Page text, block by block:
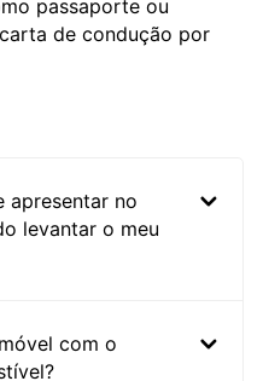
passaporte ou
de condução por
apresentar no
levantar o meu
com o